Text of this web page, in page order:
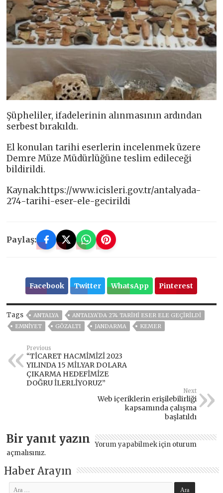
Şüpheliler, ifadelerinin alınmasının ardından
serbest bırakıldı.
El konulan tarihi eserlerin incelenmek üzere
Demre Müze Müdürlüğüne teslim edileceği
bildirildi.
Kaynak:https://www.icisleri.gov.tr/antalyada-
274-tarihi-eser-ele-gecirildi
Paylaş:
Facebook Twitter WhatsApp Pinterest
Tags ANTALYA
ANTALYA'DA 274 TARIHI ESER ELE GEÇIRILDI
EMNİYET
GÖZALTI JANDARMA KEMER
Previous
“TİCARET HACMİMİZİ 2023
YILINDA 15 MİLYAR DOLARA
ÇIKARMA HEDEFİMİZE
DOĞRU İLERLİYORUZ”
Next
Web içeriklerin erişilebilirliği
kapsamında çalışma
başlatıldı
Bir yanıt yazın Yorum yapabilmek için oturum
açmalısınız.
Haber Arayın